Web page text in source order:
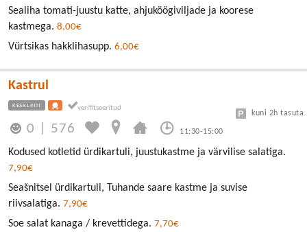
Sealiha tomati-juustu katte, ahjuköögiviljade ja koorese
kastmega. 8,00€
Vürtsikas hakklihasupp. 6,00€
Kastrul
KESKLINN
0 576 11:30-15:00
kuni 2h tasuta
Kodused kotletid ürdikartuli, juustukastme ja värvilise salatiga.
7,90€
Seašnitsel ürdikartuli, Tuhande saare kastme ja suvise
riivsalatiga. 7,90€
Soe salat kanaga / krevettidega. 7,70€